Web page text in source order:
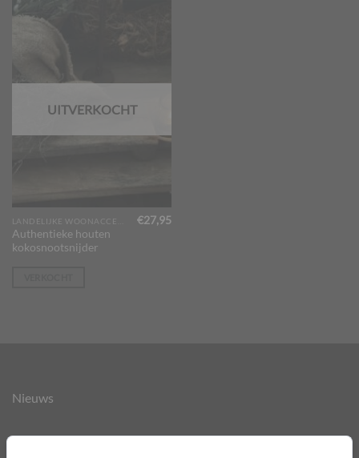
UITVERKOCHT
Authentieke houten
kokosnootsnijder
€27,95
Nieuws